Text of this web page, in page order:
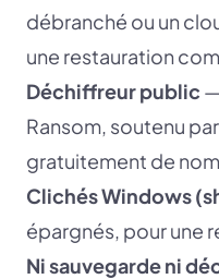
débranché ou un
une restauration
Déchiffreur public
Ransom, soutenu
gratuitement de
Clichés Windows
épargnés, pour une
Ni sauvegarde ni